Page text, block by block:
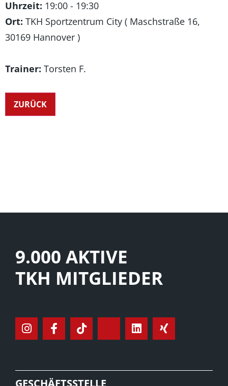
Uhrzeit: 19:00 - 19:30
Ort: TKH Sportzentrum City ( Maschstraße 16,
30169 Hannover )
Trainer: Torsten F.
9.000 AKTIVE
TKH MITGLIEDER
GESCHÄFTSSTELLE